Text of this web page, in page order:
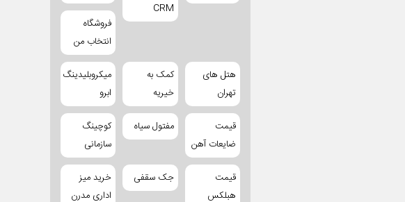
CRM
فروشگاه
انتخاب من
هتل های
تهران
کمک به
خیریه
میکروبلیدینگ
ابرو
قیمت
ضایعات آهن
مفتول سیاه
کوچینگ
سازمانی
قیمت
هبلکس
جک سقفی
خرید میز
اداری مدرن